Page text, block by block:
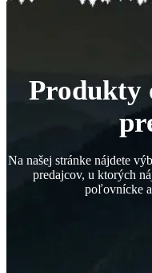
Produkty
Na našej stránke nájdete
predajcov, u ktorých
poľovnícke